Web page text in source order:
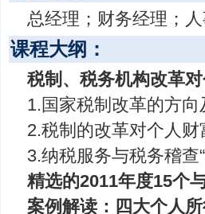
总经理；财务经理；
课程大纲：
税制、税务机构改革
1.国家税制改革的方
2.税制的改革对个人财
3.纳税服务与税务稽查
精选的2011年度15个
案例解读：四大个人